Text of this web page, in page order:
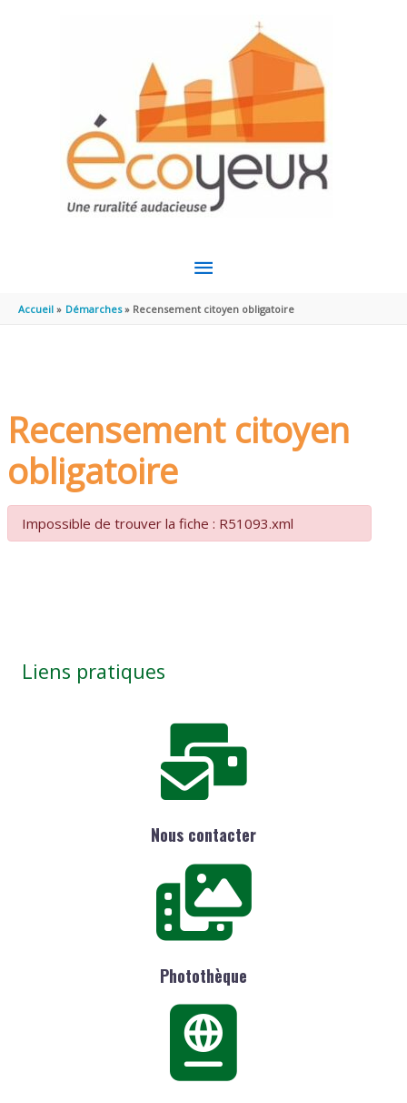
MENU
PRINCIPAL
Accueil Démarches Recensement citoyen obligatoire
Recensement citoyen
obligatoire
Impossible de trouver la fiche : R51093.xml
Liens pratiques
Nous contacter
Photothèque